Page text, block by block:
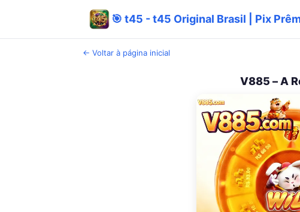
🎯 t45 - t45 Original Brasil | Pix
← Voltar à página inicial
V885 – A